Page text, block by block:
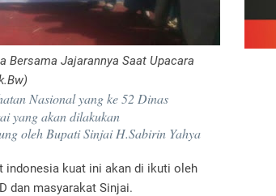
Bersama Jajarannya Saat Upacara
Nasional yang ke 52 Dinas
yang akan dilakukan
oleh Bupati Sinjai H.Sabirin Yahya
indonesia kuat ini akan di ikuti oleh
dan masyarakat Sinjai.